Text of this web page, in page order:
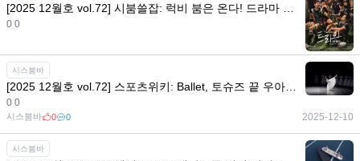
0 0
시스붐바 2025-12-10
시스붐바
0 0
시스붐바 0 0 2025-12-10
시스붐바